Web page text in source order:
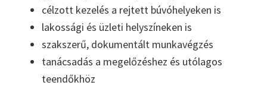
célzott kezelés a rejtett búvóhelyeken is
lakossági és üzleti helyszíneken is
szakszerű, dokumentált munkavégzés
tanácsadás a megelőzéshez és utólagos
teendőkhöz